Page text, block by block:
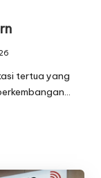
tertua yang